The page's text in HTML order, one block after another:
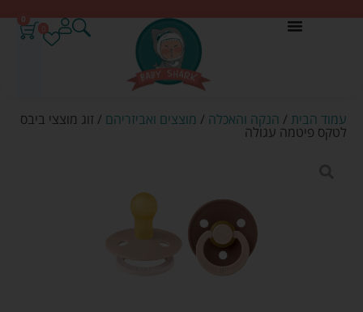
0
עמוד הבית / הנקה והאכלה / מוצצים ואביזריהם / זוג מוצצי ביבס
לטקס פיטמה עגולה